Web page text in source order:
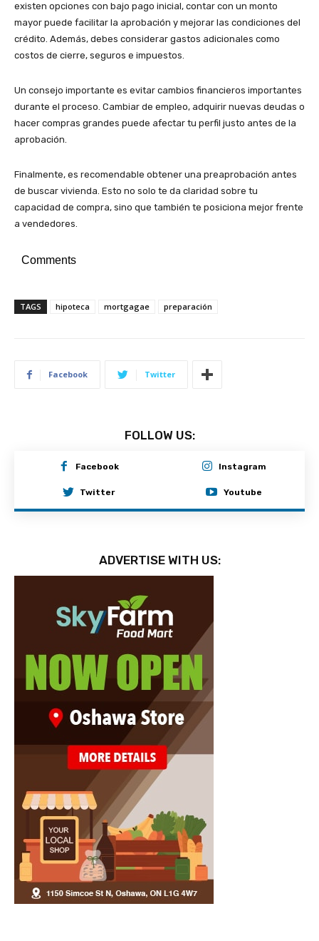
existen opciones con bajo pago inicial, contar con un monto
mayor puede facilitar la aprobación y mejorar las condiciones del
crédito. Además, debes considerar gastos adicionales como
costos de cierre, seguros e impuestos.
Un consejo importante es evitar cambios financieros importantes
durante el proceso. Cambiar de empleo, adquirir nuevas deudas o
hacer compras grandes puede afectar tu perfil justo antes de la
aprobación.
Finalmente, es recomendable obtener una preaprobación antes
de buscar vivienda. Esto no solo te da claridad sobre tu
capacidad de compra, sino que también te posiciona mejor frente
a vendedores.
Comments
TAGS hipoteca mortgagae preparación
Facebook Twitter
FOLLOW US:
Facebook Instagram
Twitter Youtube
ADVERTISE WITH US: